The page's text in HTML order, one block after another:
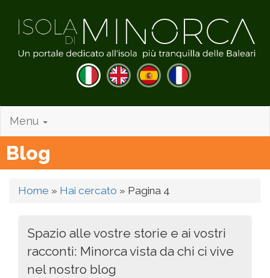
Menu
Blog
Home » Hai cercato » Pagina 4
Spazio alle vostre storie e ai vostri
racconti: Minorca vista da chi ci vive
nel nostro blog